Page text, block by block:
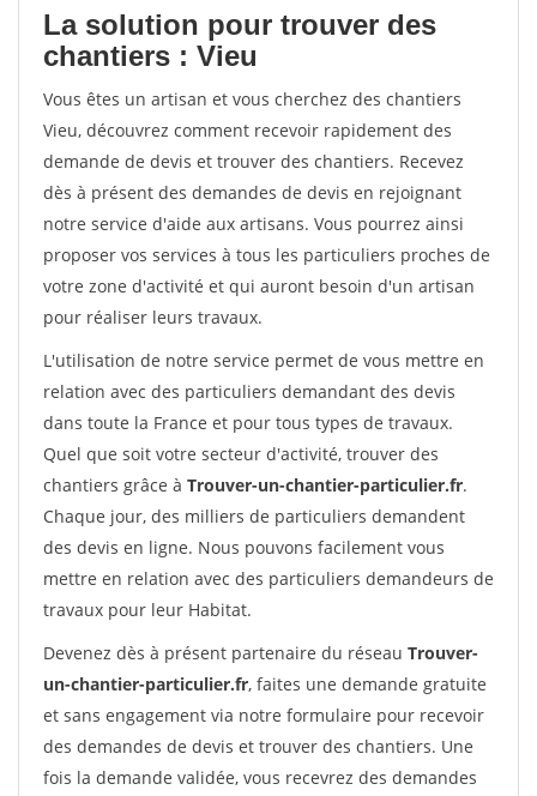
La solution pour trouver des
chantiers : Vieu
Vous êtes un artisan et vous cherchez des chantiers
Vieu, découvrez comment recevoir rapidement des
demande de devis et trouver des chantiers. Recevez
dès à présent des demandes de devis en rejoignant
notre service d'aide aux artisans. Vous pourrez ainsi
proposer vos services à tous les particuliers proches de
votre zone d'activité et qui auront besoin d'un artisan
pour réaliser leurs travaux.
L'utilisation de notre service permet de vous mettre en
relation avec des particuliers demandant des devis
dans toute la France et pour tous types de travaux.
Quel que soit votre secteur d'activité, trouver des
chantiers grâce à Trouver-un-chantier-particulier.fr.
Chaque jour, des milliers de particuliers demandent
des devis en ligne. Nous pouvons facilement vous
mettre en relation avec des particuliers demandeurs de
travaux pour leur Habitat.
Devenez dès à présent partenaire du réseau Trouver-
un-chantier-particulier.fr, faites une demande gratuite
et sans engagement via notre formulaire pour recevoir
des demandes de devis et trouver des chantiers. Une
fois la demande validée, vous recevrez des demandes